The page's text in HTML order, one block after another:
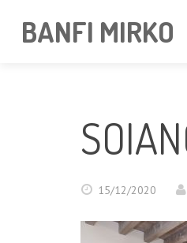
BANFI MIRKO
15/12/2020